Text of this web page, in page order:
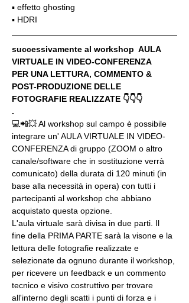
▪️ effetto ghosting
▪️ HDRI
successivamente al workshop  AULA
VIRTUALE IN VIDEO-CONFERENZA
PER UNA LETTURA, COMMENTO &
POST-PRODUZIONE DELLE
FOTOGRAFIE REALIZZATE 👇👇👇
.
💻📲💥 Al workshop sul campo è possibile
integrare un' AULA VIRTUALE IN VIDEO-
CONFERENZA di gruppo (ZOOM o altro
canale/software che in sostituzione verrà
comunicato) della durata di 120 minuti (in
base alla necessità in opera) con tutti i
partecipanti al workshop che abbiano
acquistato questa opzione.
L'aula virtuale sarà divisa in due parti. Il
fine della PRIMA PARTE sarà la visone e la
lettura delle fotografie realizzate e
selezionate da ognuno durante il workshop,
per ricevere un feedback e un commento
tecnico e visivo costruttivo per trovare
all'interno degli scatti i punti di forza e i